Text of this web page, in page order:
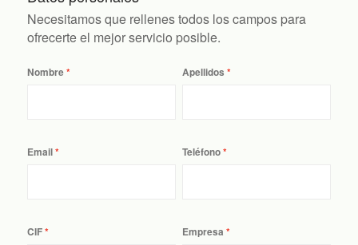
Necesitamos que rellenes todos los campos para
ofrecerte el mejor servicio posible.
Nombre Apellidos
Email Teléfono
CIF Empresa